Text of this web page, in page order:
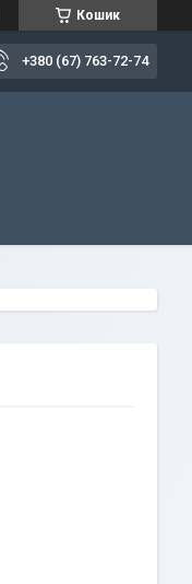
Кошик
+380 (67) 763-72-74